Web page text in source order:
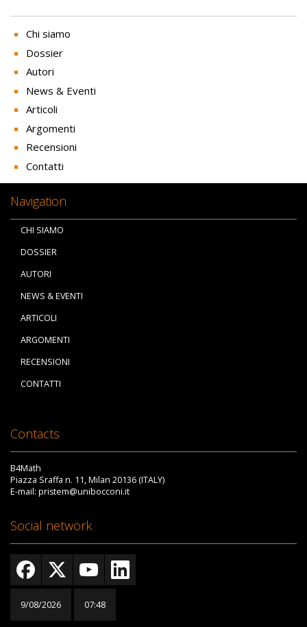
Chi siamo
Dossier
Autori
News & Eventi
Articoli
Argomenti
Recensioni
Contatti
Navigation
CHI SIAMO
DOSSIER
AUTORI
NEWS & EVENTI
ARTICOLI
ARGOMENTI
RECENSIONI
CONTATTI
Contacts
B4Math
Piazza Sraffa n. 11, Milan 20136 (ITALY)
E-mail: pristem@unibocconi.it
Social network
9/08/2026 07:48